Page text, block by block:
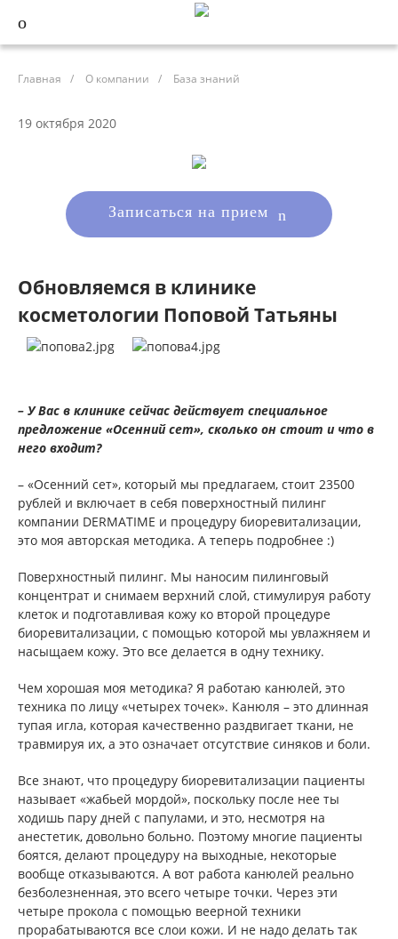
Главная / О компании / База знаний
19 октября 2020
Записаться на прием
Обновляемся в клинике
косметологии Поповой Татьяны
– У Вас в клинике сейчас действует специальное
предложение «Осенний сет», сколько он стоит и что в
него входит?
– «Осенний сет», который мы предлагаем, стоит 23500
рублей и включает в себя поверхностный пилинг
компании DERMATIME и процедуру биоревитализации,
это моя авторская методика. А теперь подробнее :)
Поверхностный пилинг. Мы наносим пилинговый
концентрат и снимаем верхний слой, стимулируя работу
клеток и подготавливая кожу ко второй процедуре
биоревитализации, с помощью которой мы увлажняем и
насыщаем кожу. Это все делается в одну технику.
Чем хорошая моя методика? Я работаю канюлей, это
техника по лицу «четырех точек». Канюля – это длинная
тупая игла, которая качественно раздвигает ткани, не
травмируя их, а это означает отсутствие синяков и боли.
Все знают, что процедуру биоревитализации пациенты
называет «жабьей мордой», поскольку после нее ты
ходишь пару дней с папулами, и это, несмотря на
анестетик, довольно больно. Поэтому многие пациенты
боятся, делают процедуру на выходные, некоторые
вообще отказываются. А вот работа канюлей реально
безболезненная, это всего четыре точки. Через эти
четыре прокола с помощью веерной техники
прорабатываются все слои кожи. И не надо делать так